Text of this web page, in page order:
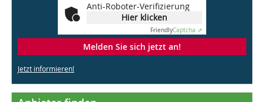
Anti-Roboter-Verifizierung
Hier klicken
FriendlyCaptcha ⇗
Melden Sie sich jetzt an!
Jetzt informieren!